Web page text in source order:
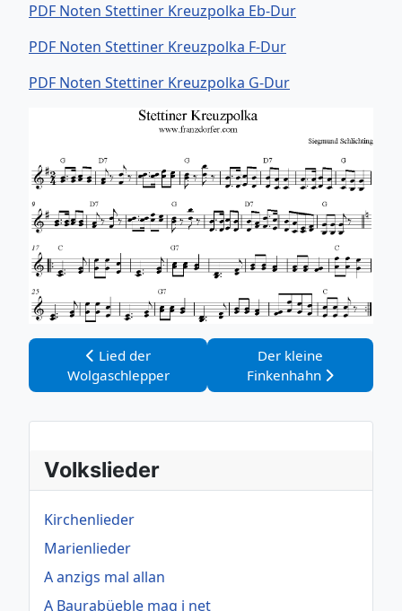
PDF Noten Stettiner Kreuzpolka Eb-Dur
PDF Noten Stettiner Kreuzpolka F-Dur
PDF Noten Stettiner Kreuzpolka G-Dur
Vorheriger Beitrag: Lied der Wolgaschlepper
Lied der
Wolgaschlepper
Nächster Beitrag: Der
Der kleine
Finkenhahn
Volkslieder
Kirchenlieder
Marienlieder
A anzigs mal allan
A Baurabüeble mag i net